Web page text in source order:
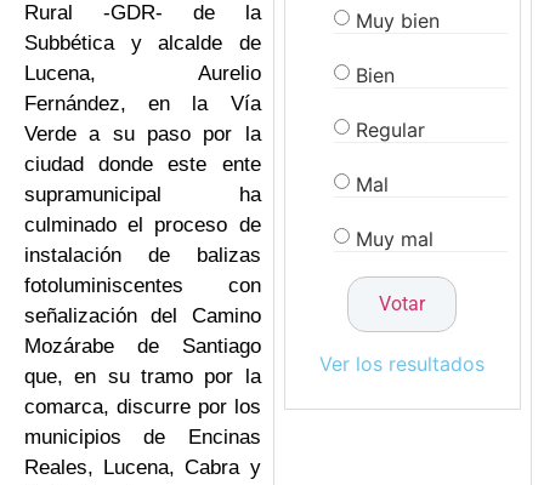
Rural -GDR- de la
Subbética y alcalde de
Lucena, Aurelio
Fernández, en la Vía
Verde a su paso por la
ciudad donde este ente
supramunicipal ha
culminado el proceso de
instalación de balizas
fotoluminiscentes con
señalización del Camino
Mozárabe de Santiago
que, en su tramo por la
comarca, discurre por los
municipios de Encinas
Reales, Lucena, Cabra y
Muy bien
Bien
Regular
Mal
Muy mal
Ver los resultados